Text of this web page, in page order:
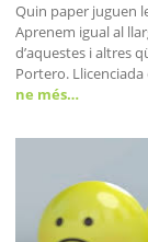
Quin paper juguen
Aprenem igual al
d’aquestes i altres
Portero.
ne més…